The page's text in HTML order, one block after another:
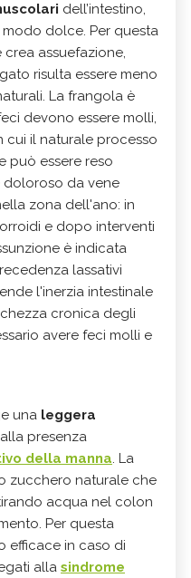
dell’intestino,
dolce. Per questa
assuefazione,
risulta essere meno
La frangola è
devono essere molli,
cui il naturale processo
può essere reso
doloroso da vene
zona dell'ano: in
e dopo interventi
è indicata
lassativi
l'inerzia intestinale
cronica degli
avere feci molli e
una leggera
presenza
della manna. La
zucchero naturale che
acqua nel colon
Per questa
efficace in caso di
alla sindrome